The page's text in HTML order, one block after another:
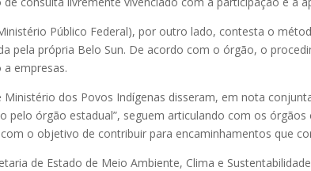
Público Federal), por outro lado, contesta o
pela própria Belo Sun. De acordo com o órgão, o
a empresas.
Ministério dos Povos Indígenas disseram, em nota
pelo órgão estadual”, seguem articulando com os
o objetivo de contribuir para encaminhamentos que
de Estado de Meio Ambiente, Clima e